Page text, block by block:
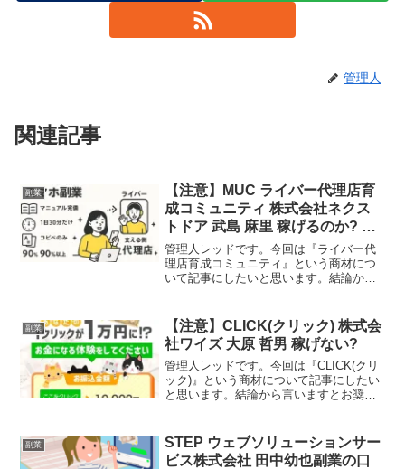
管理人
関連記事
副業
【注意】MUC ライバー代理店育
成コミュニティ 株式会社ネクス
トドア 武島 麻里 稼げるのか? 中
村里江
管理人レッドです。今回は『ライバー代
理店育成コミュニティ』という商材につ
いて記事にしたいと思います。結論から
います。特定商取引法に基づく表示販売
事業者株式会社ネクストド...
副業
【注意】CLICK(クリック) 株式会
社ワイズ 大原 哲男 稼げない?
管理人レッドです。今回は『CLICK(クリ
ック)』という商材について記事にしたい
と思います。結論から言いますとお奨め
引法に基づく表示販売業者名株式会社ワ
イズ運営責任者名...
副業
STEP ウェブソリューションサー
ビス株式会社 田中幼也副業の口